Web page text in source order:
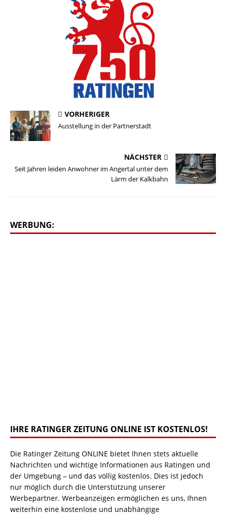
VORHERIGER
Ausstellung in der Partnerstadt
NÄCHSTER
Seit Jahren leiden Anwohner im Angertal unter dem
Lärm der Kalkbahn
WERBUNG:
IHRE RATINGER ZEITUNG ONLINE IST KOSTENLOS!
Die Ratinger Zeitung ONLINE bietet Ihnen stets aktuelle
Nachrichten und wichtige Informationen aus Ratingen und
der Umgebung – und das völlig kostenlos. Dies ist jedoch
nur möglich durch die Unterstützung unserer
Werbepartner. Werbeanzeigen ermöglichen es uns, Ihnen
weiterhin eine kostenlose und unabhängige